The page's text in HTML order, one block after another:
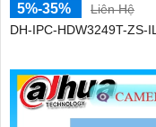
5%-35%
Liên Hệ
DH-IPC-HDW3249T-ZS-